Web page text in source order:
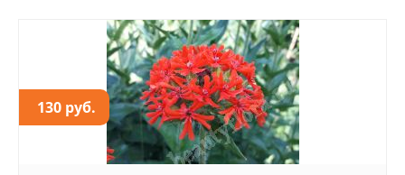
130 руб.